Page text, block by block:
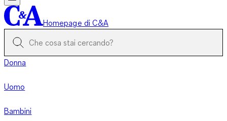
Homepage di C&A
Donna
Uomo
Bambini